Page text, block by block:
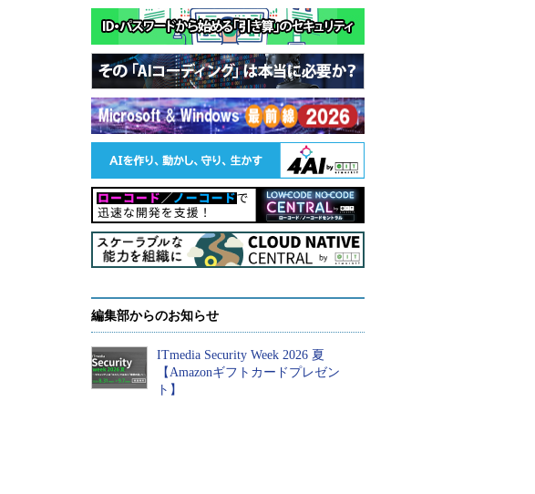
編集部からのお知らせ
ITmedia Security Week 2026 夏
【Amazonギフトカードプレゼン
ト】